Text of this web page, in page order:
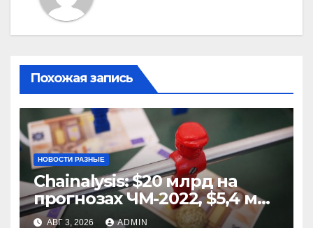
Похожая запись
НОВОСТИ РАЗНЫЕ
Chainalysis: $20 млрд на
прогнозах ЧМ-2022, $5,4 млн
из них незаконные
АВГ 3, 2026 ADMIN